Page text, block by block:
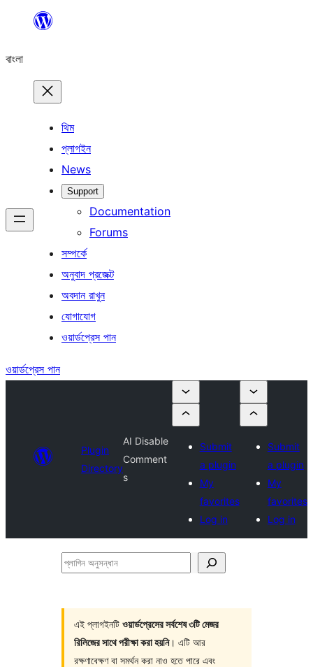
যান
বাংলা
থিম
প্লাগইন
News
Support
Documentation
Forums
সম্পর্কে
অনুবাদ প্রজেক্ট
অবদান রাখুন
যোগাযোগ
ওয়ার্ডপ্রেস পান
ওয়ার্ডপ্রেস পান
Plugin
Directory
AI Disable
Comment
s
Submit
a plugin
My
favorites
Log in
Submit
a plugin
My
favorites
Log in
প্লাগিন
এই প্লাগইনটি ওয়ার্ডপ্রেসের সর্বশেষ ৩টি মেজর
রিলিজের সাথে পরীক্ষা করা হয়নি। এটি আর
রক্ষণাবেক্ষণ বা সমর্থন করা নাও হতে পারে এবং